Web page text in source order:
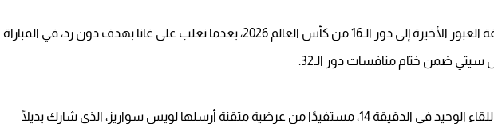
حسم منتخب كولومبيا بطاقة العبور الأخيرة إلى دور الـ16 من كأس العالم 2026، بعدما تغلب على غانا بهدف دون رد، في المباراة
سيتي ضمن ختام منافسات دور الـ32.
وسجل جون أرياس هدف اللقاء الوحيد في الدقيقة 14، مستفيدًا من عرضية متقنة أرسلها لويس سواريز، الذي شارك بديلًا